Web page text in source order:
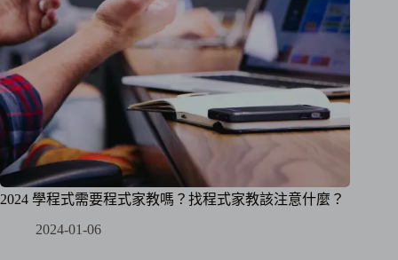
2024 學程式需要程式家教嗎？找程式家教該注意什麼？
2024-01-06